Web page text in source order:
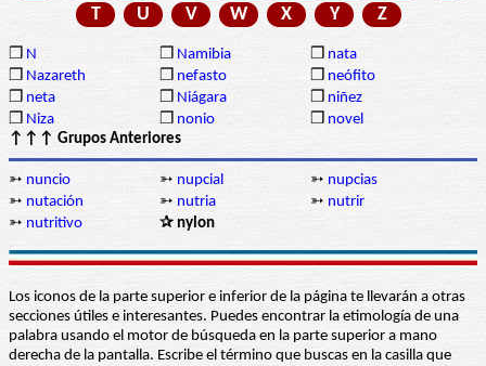
T
U V W X Y Z
❒ N ❒ Namibia ❒ nata
❒ Nazareth ❒ nefasto ❒ neófito
❒ neta ❒ Niágara ❒ niñez
❒ Niza ❒ nonio ❒ novel
↑↑↑ Grupos Anteriores
➳ nuncio ➳ nupcial ➳ nupcias
➳ nutación ➳ nutria ➳ nutrir
➳ nutritivo ✰ nylon
Los iconos de la parte superior e inferior de la página te llevarán a otras
secciones útiles e interesantes. Puedes encontrar la etimología de una
palabra usando el motor de búsqueda en la parte superior a mano
derecha de la pantalla. Escribe el término que buscas en la casilla que